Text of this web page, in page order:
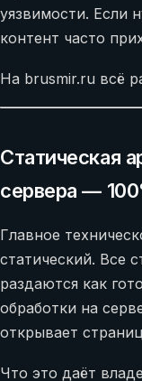
уязвимости. Если
контент часто
На brusmir.ru всё
Статическая
сервера —
Главное
статический. Все
раздаются как
обработки на
открывает
Что это даёт